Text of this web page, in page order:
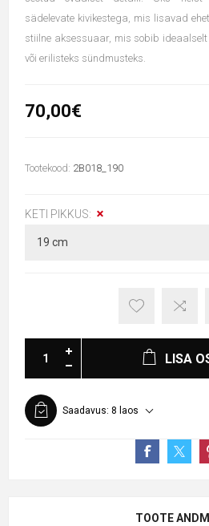
sädelevate kivikestega, mis lisavad
stiilne aksessuaar, mis sobib
või erilisteks sündmusteks.
70,00€
Tootekood: 2B018_190
KETI PIKKUS:
LISA
Saadavus: 8 laos
TOOTE